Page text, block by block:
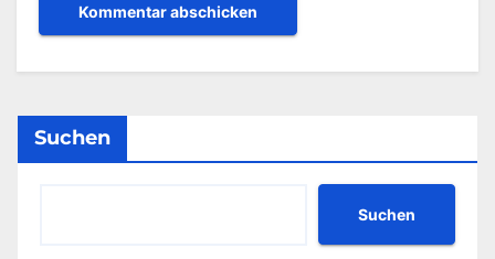
Suchen
Suchen